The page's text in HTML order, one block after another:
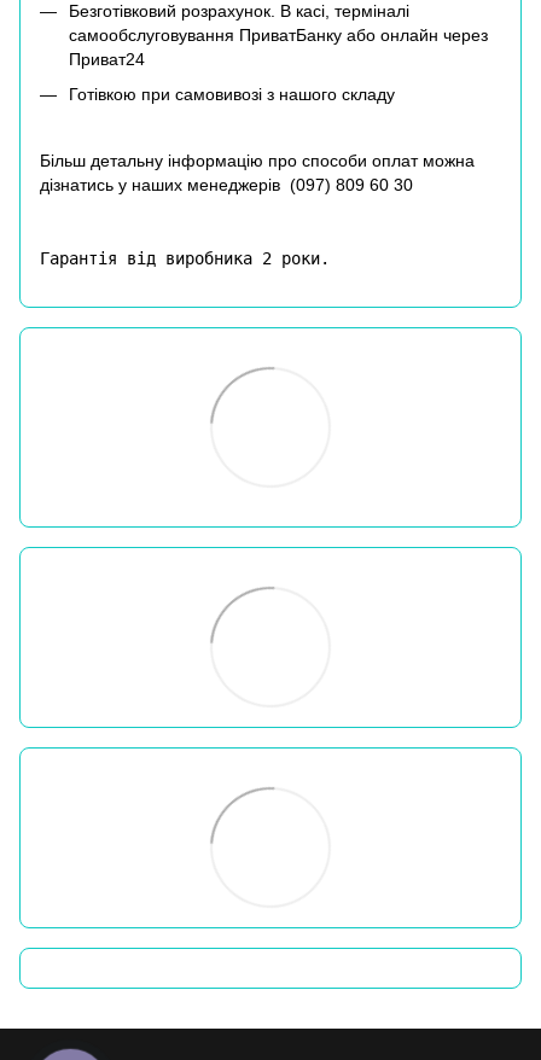
Безготівковий розрахунок. В касі, терміналі
самообслуговування ПриватБанку або онлайн через
Приват24
Готівкою при самовивозі з нашого складу
Більш детальну інформацію про способи оплат можна
дізнатись у наших менеджерів (097) 809 60 30
Гарантія від виробника 2 роки.